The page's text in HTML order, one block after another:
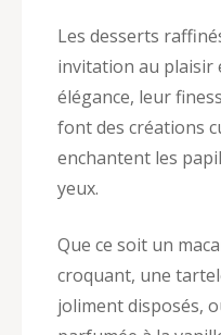
Les desserts
invitation au plaisir
élégance, leur
font des créations
enchantent les
yeux.
Que ce soit un
croquant, une
joliment disposés,